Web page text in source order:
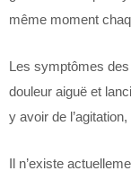
même moment
Les symptômes
douleur aiguë et
y avoir de
Il n’existe